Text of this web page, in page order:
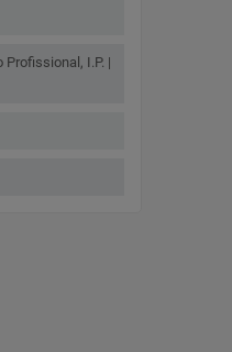
Profissional, I.P. |